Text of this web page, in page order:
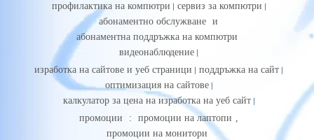
профилактика на компютри
сервиз за компютри
абонаментно обслужване и
абонаментна поддръжка на компютри
видеонаблюдение
изработка на сайтове и уеб страници
поддръжка на сайт
оптимизация на сайтове
калкулатор за цена на изработка на уеб сайт
промоции
: промоции на лаптопи ,
промоции на монитори